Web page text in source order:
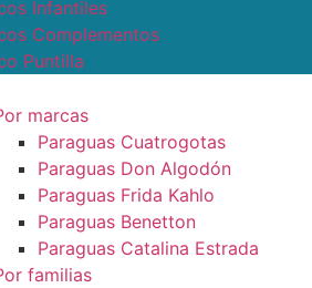
Infantiles
Complementos
Puntilla
marcas
Paraguas Cuatrogotas
Paraguas Don Algodón
Paraguas Frida Kahlo
Paraguas Benetton
Paraguas Catalina Estrada
familias